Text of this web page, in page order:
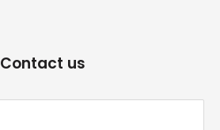
Contact us